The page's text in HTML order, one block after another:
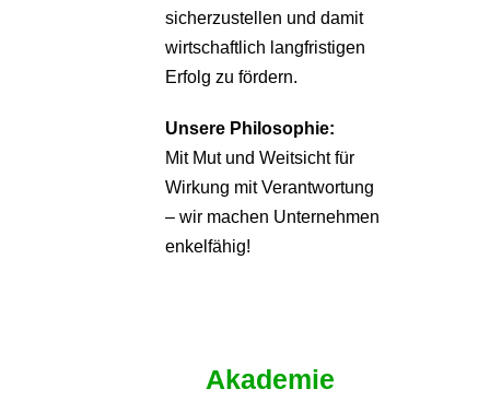
sicherzustellen und damit
wirtschaftlich langfristigen
Erfolg zu fördern.
Unsere Philosophie:
Mit Mut und Weitsicht für
Wirkung mit Verantwortung
– wir machen Unternehmen
enkelfähig!
Akademie